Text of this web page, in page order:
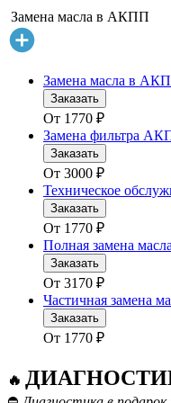
Замена масла в АКПП
Замена масла в
Заказать
От 1770 ₽
Замена фильтра
Заказать
От 3000 ₽
Техническое
Заказать
От 1770 ₽
Полная замена
Заказать
От 3170 ₽
Частичная замена
Заказать
От 1770 ₽
🔥